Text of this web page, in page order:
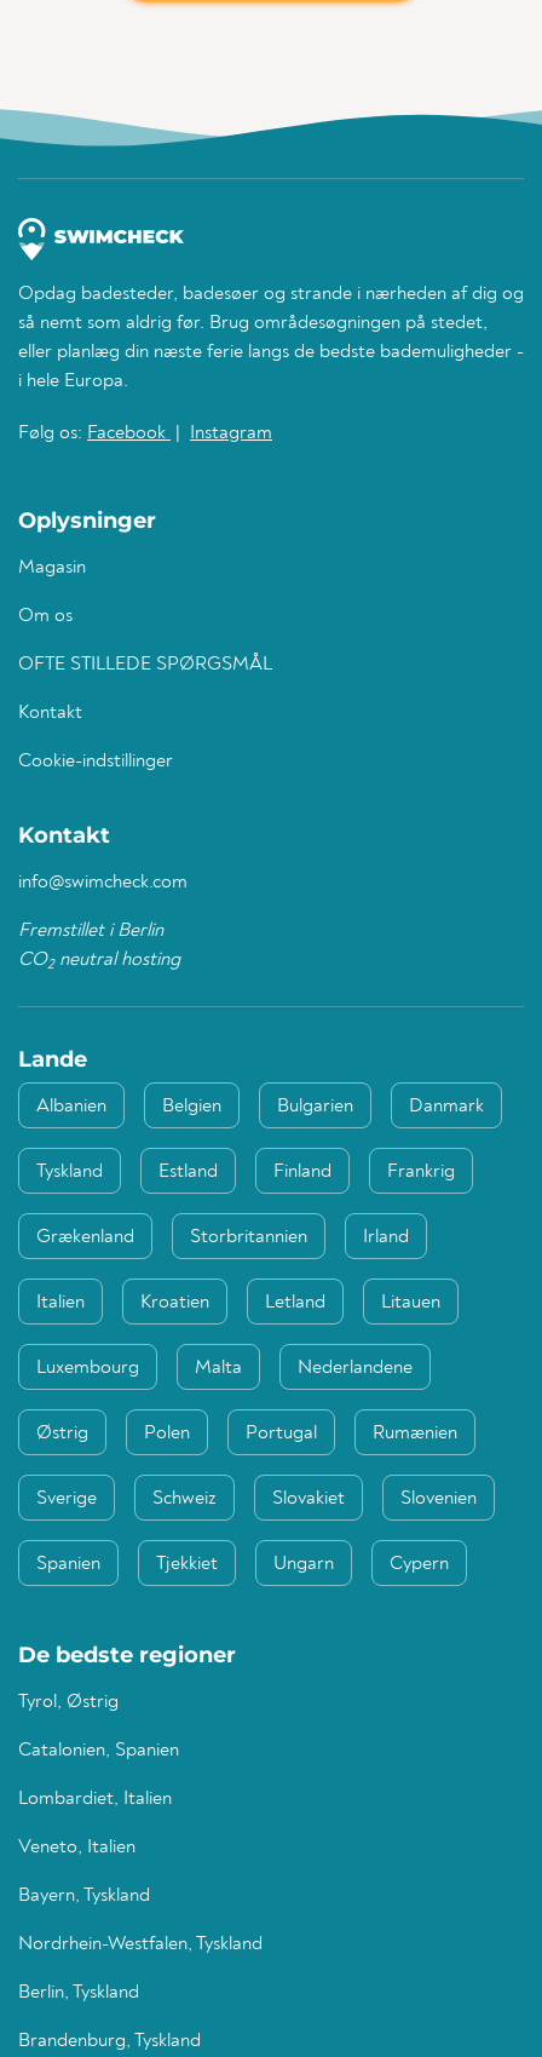
Opdag badesteder, badesøer og strande i nærheden af dig og
så nemt som aldrig før. Brug områdesøgningen på stedet,
eller planlæg din næste ferie langs de bedste bademuligheder -
i hele Europa.
Følg os: Facebook Instagram
Oplysninger
Magasin
Om os
OFTE STILLEDE SPØRGSMÅL
Kontakt
Cookie-indstillinger
Kontakt
info@swimcheck.com
Fremstillet i Berlin
CO2neutral hosting
Lande
Albanien Belgien Bulgarien Danmark
Tyskland Estland Finland Frankrig
Grækenland Storbritannien Irland
Italien Kroatien Letland Litauen
Luxembourg Malta Nederlandene
Østrig Polen Portugal Rumænien
Sverige Schweiz Slovakiet Slovenien
Spanien Tjekkiet Ungarn Cypern
De bedste regioner
Tyrol, Østrig
Catalonien, Spanien
Lombardiet, Italien
Veneto, Italien
Bayern, Tyskland
Nordrhein-Westfalen, Tyskland
Berlin, Tyskland
Brandenburg, Tyskland